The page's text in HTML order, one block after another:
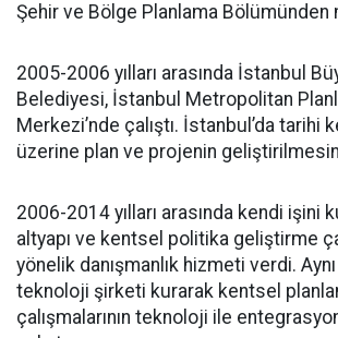
Şehir ve Bölge Planlama Bölümünden
2005-2006 yılları arasında İstanbul
Belediyesi, İstanbul Metropolitan
Merkezi’nde çalıştı. İstanbul’da tarihi
üzerine plan ve projenin
2006-2014 yılları arasında kendi işini
altyapı ve kentsel politika geliştirme
yönelik danışmanlık hizmeti verdi.
teknoloji şirketi kurarak kentsel
çalışmalarının teknoloji ile